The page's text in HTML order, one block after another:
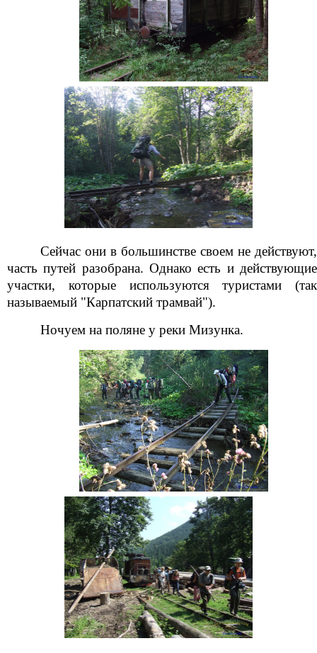
Сейчас они в большинстве своем не действуют,
часть путей разобрана. Однако есть и действующие
участки, которые используются туристами (так
называемый "Карпатский трамвай").
Ночуем на поляне у реки Мизунка.